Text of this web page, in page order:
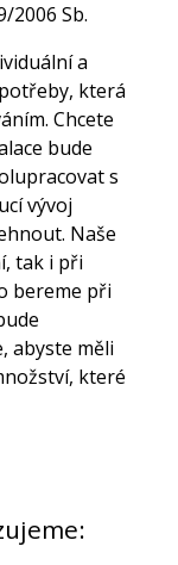
2006 Sb.
a
která
Chcete
bude
s
vývoj
Naše
tak i při
bereme při
abyste měli
které